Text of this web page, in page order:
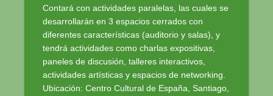
Contará con actividades paralelas, las cuales se
desarrollarán en 3 espacios cerrados con
diferentes características (auditorio y salas), y
tendrá actividades como charlas expositivas,
paneles de discusión, talleres interactivos,
actividades artísticas y espacios de networking.
Ubicación: Centro Cultural de España, Santiago,